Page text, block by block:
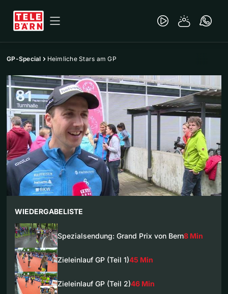
GP-Special Heimliche Stars am GP
WIEDERGABELISTE
Spezialsendung: Grand Prix von Bern8 Min
Zieleinlauf GP (Teil 1)45 Min
Zieleinlauf GP (Teil 2)46 Min